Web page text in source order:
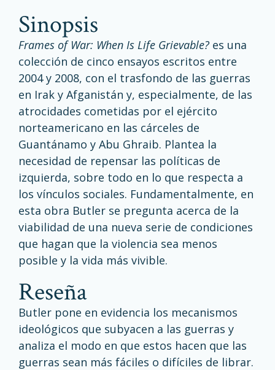
sinopsis
Frames of War: When Is Life Grievable? es una
colección de cinco ensayos escritos entre
2004 y 2008, con el trasfondo de las guerras
en Irak y Afganistán y, especialmente, de las
atrocidades cometidas por el ejército
norteamericano en las cárceles de
Guantánamo y Abu Ghraib. Plantea la
necesidad de repensar las políticas de
izquierda, sobre todo en lo que respecta a
los vínculos sociales. Fundamentalmente, en
esta obra Butler se pregunta acerca de la
viabilidad de una nueva serie de condiciones
que hagan que la violencia sea menos
posible y la vida más vivible.
reseña
Butler pone en evidencia los mecanismos
ideológicos que subyacen a las guerras y
analiza el modo en que estos hacen que las
guerras sean más fáciles o difíciles de librar.